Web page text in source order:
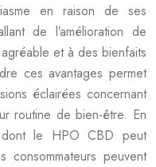
en raison de ses
de l’amélioration de
et à des bienfaits
ces avantages permet
éclairées concernant
routine de bien-être. En
le HPO CBD peut
consommateurs peuvent